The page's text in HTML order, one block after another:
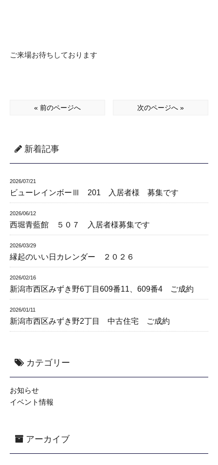
ご来場お待ちしております
« 前のページへ 次のページへ »
新着記事
2026/07/21
ビューレインボーⅢ 201 入居者様 募集です
2026/06/12
西堀青藍館 ５０７ 入居者様募集です
2026/03/29
縁起のいい日カレンダー ２０２６
2026/02/16
新潟市西区みずき野6丁目609番11、609番4 ご成約
2026/01/11
新潟市西区みずき野2丁目 中古住宅 ご成約
カテゴリー
お知らせ
イベント情報
アーカイブ